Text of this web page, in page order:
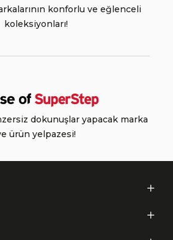
konforlu ve eğlenceli
koleksiyonları!
dokunuşlar yapacak marka
ürün yelpazesi!